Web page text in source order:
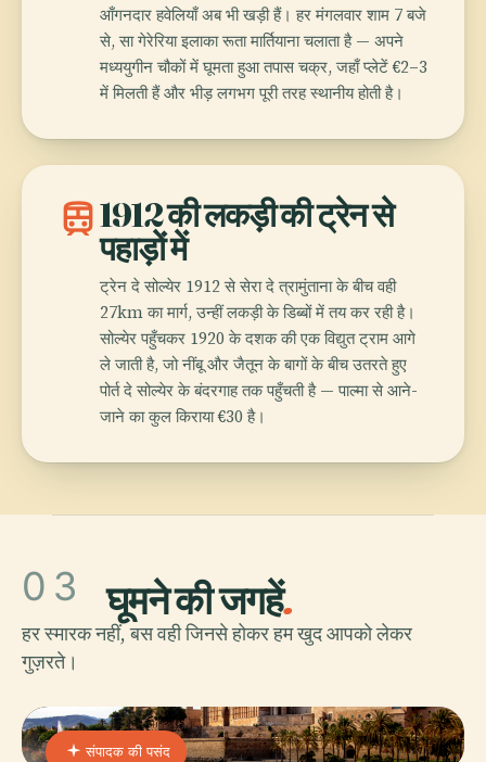
आँगनदार हवेलियाँ अब भी खड़ी हैं। हर मंगलवार शाम 7 बजे
से, सा गेरेरिया इलाका रूता मार्तियाना चलाता है — अपने
मध्ययुगीन चौकों में घूमता हुआ तपास चक्र, जहाँ प्लेटें €2–3
में मिलती हैं और भीड़ लगभग पूरी तरह स्थानीय होती है।
train1912 की लकड़ी की ट्रेन से
पहाड़ों में
ट्रेन दे सोल्येर 1912 से सेरा दे त्रामुंताना के बीच वही
27km का मार्ग, उन्हीं लकड़ी के डिब्बों में तय कर रही है।
सोल्येर पहुँचकर 1920 के दशक की एक विद्युत ट्राम आगे
ले जाती है, जो नींबू और जैतून के बागों के बीच उतरते हुए
पोर्त दे सोल्येर के बंदरगाह तक पहुँचती है — पाल्मा से आने-
जाने का कुल किराया €30 है।
03 घूमने की जगहें.
हर स्मारक नहीं, बस वही जिनसे होकर हम खुद आपको लेकर
गुज़रते।
संपादक की पसंद